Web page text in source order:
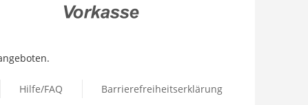
Hilfe/FAQ Barrierefreiheitserklärung